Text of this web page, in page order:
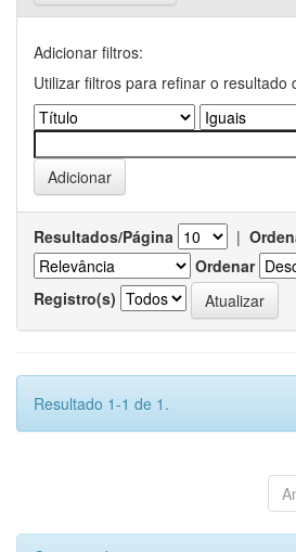
Adicionar filtros:
Utilizar filtros para refinar o resultado
Resultados/Página |
Ordenar
Registro(s)
Resultado 1-1 de 1.